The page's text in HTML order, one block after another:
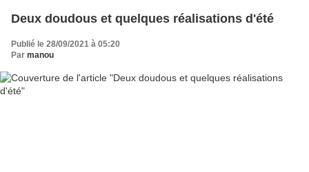
Deux doudous et quelques réalisations d'été
Publié le 28/09/2021 à 05:20
Par manou